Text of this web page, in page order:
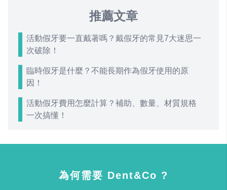
推薦文章
活動假牙要一直戴著嗎？戴假牙的常見7大迷思一
次破除！
臨時假牙是什麼？不能長期作為假牙使用的原
因！
活動假牙費用怎麼計算？補助、數量、材質規格
一次搞懂！
為何需要 Dent&Co ?